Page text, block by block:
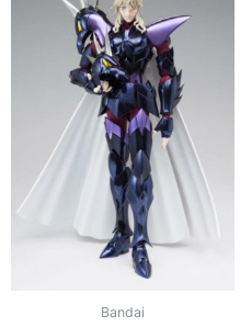
Bandai